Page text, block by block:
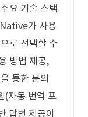
요 기술 스택
가 사용
로 선택할 수
방법 제공,
통한 문의
(자동 번역 포
답변 제공이